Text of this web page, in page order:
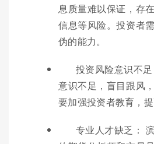
息质量难以保证，存
信息等风险。投资者
伪的能力。
投资风险意识不
意识不足，盲目跟风
要加强投资者教育，提
专业人才缺乏：